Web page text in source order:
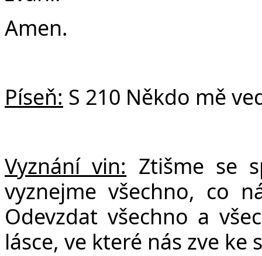
Amen.
Píseň: S 210 Někdo mě
Vyznání vin: Ztišme se
vyznejme všechno, co
Odevzdat všechno a
lásce, ve které nás zve